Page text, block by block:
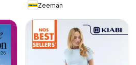
Zeeman